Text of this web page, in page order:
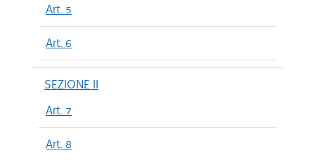
Art. 5
Art. 6
SEZIONE II
Art. 7
Art. 8